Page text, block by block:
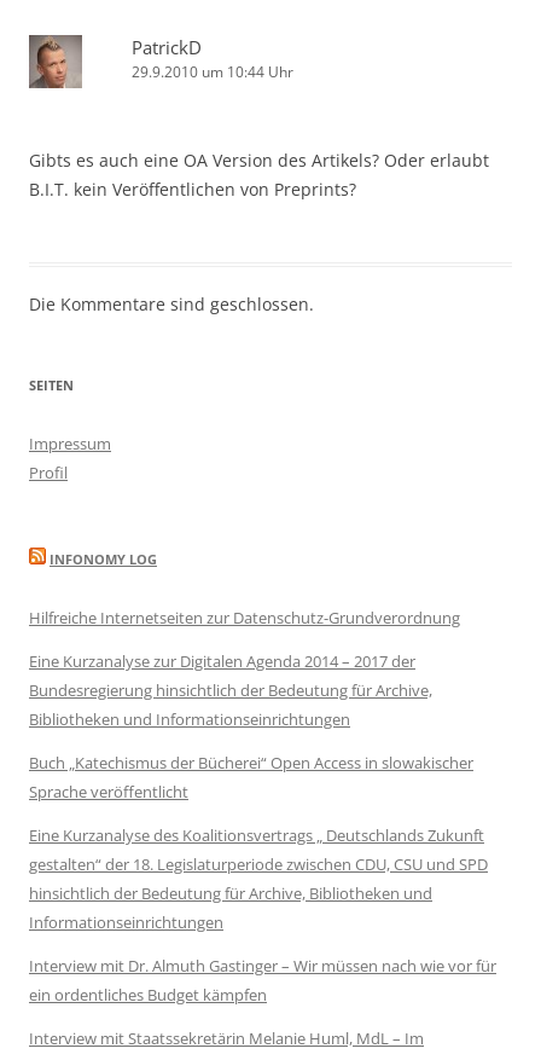
PatrickD
29.9.2010 um 10:44 Uhr
Gibts es auch eine OA Version des Artikels? Oder erlaubt
B.I.T. kein Veröffentlichen von Preprints?
Die Kommentare sind geschlossen.
SEITEN
Impressum
Profil
INFONOMY LOG
Hilfreiche Internetseiten zur Datenschutz-Grundverordnung
Eine Kurzanalyse zur Digitalen Agenda 2014 – 2017 der
Bundesregierung hinsichtlich der Bedeutung für Archive,
Bibliotheken und Informationseinrichtungen
Buch „Katechismus der Bücherei“ Open Access in slowakischer
Sprache veröffentlicht
Eine Kurzanalyse des Koalitionsvertrags „ Deutschlands Zukunft
gestalten“ der 18. Legislaturperiode zwischen CDU, CSU und SPD
hinsichtlich der Bedeutung für Archive, Bibliotheken und
Informationseinrichtungen
Interview mit Dr. Almuth Gastinger – Wir müssen nach wie vor für
ein ordentliches Budget kämpfen
Interview mit Staatssekretärin Melanie Huml, MdL – Im